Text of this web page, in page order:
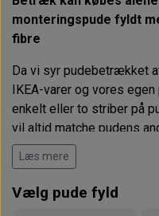
monteringspude fyldt
fibre
Da vi syr pudebetrækket
IKEA-varer og vores
enkelt eller to striber på
vil altid matche pudens
Hvert betræk syes op i 3
Læs mere
Vælg pude fyld